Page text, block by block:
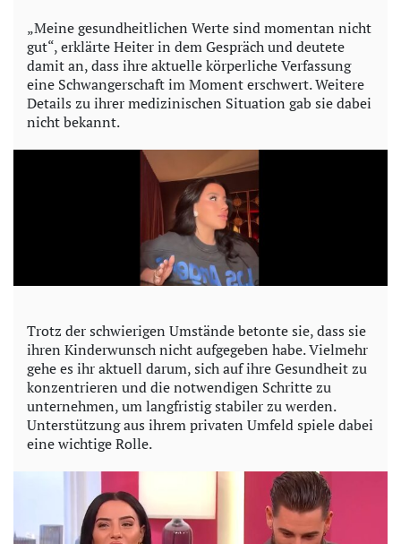
y
V
i
e
o
„Meine gesundheitlichen Werte sind momentan nicht
gut“, erklärte Heiter in dem Gespräch und deutete
damit an, dass ihre aktuelle körperliche Verfassung
eine Schwangerschaft im Moment erschwert. Weitere
Details zu ihrer medizinischen Situation gab sie dabei
nicht bekannt.
Trotz der schwierigen Umstände betonte sie, dass sie
ihren Kinderwunsch nicht aufgegeben habe. Vielmehr
gehe es ihr aktuell darum, sich auf ihre Gesundheit zu
konzentrieren und die notwendigen Schritte zu
unternehmen, um langfristig stabiler zu werden.
Unterstützung aus ihrem privaten Umfeld spiele dabei
eine wichtige Rolle.